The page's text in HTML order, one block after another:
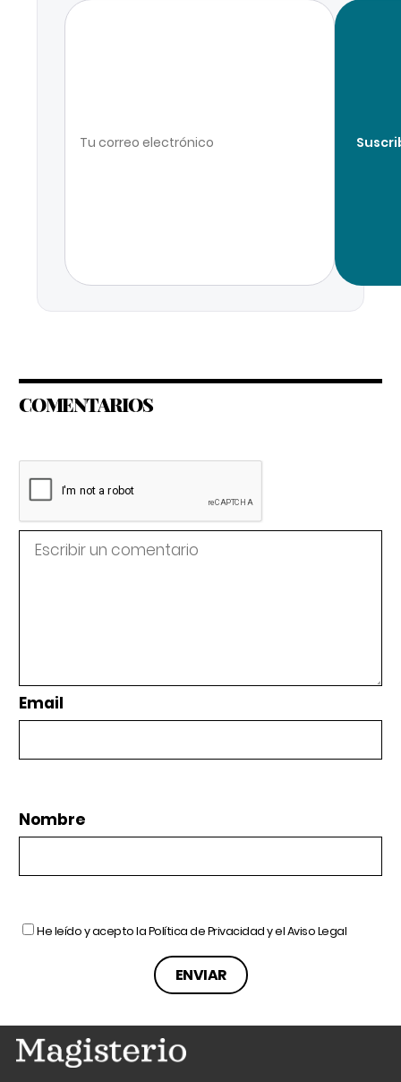
COMENTARIOS
Email
Nombre
He leído y acepto laPolítica de Privacidady elAviso Legal